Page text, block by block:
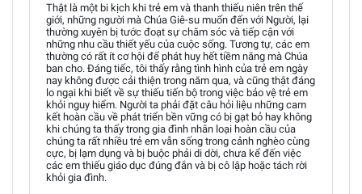
Thật là một bi kịch khi trẻ em và thanh thiếu niên trên thế
giới, những người mà Chúa Giê-su muốn đến với Người, lại
thường xuyên bị tước đoạt sự chăm sóc và tiếp cận với
những nhu cầu thiết yếu của cuộc sống. Tương tự, các em
thường có rất ít cơ hội để phát huy hết tiềm năng mà Chúa
ban cho. Đáng tiếc, tôi thấy rằng tình hình của trẻ em ngày
nay không được cải thiện trong năm qua, và cũng thật đáng
lo ngại khi biết về sự thiếu tiến bộ trong việc bảo vệ trẻ em
khỏi nguy hiểm. Người ta phải đặt câu hỏi liệu những cam
kết hoàn cầu về phát triển bền vững có bị gạt bỏ hay không
khi chúng ta thấy trong gia đình nhân loại hoàn cầu của
chúng ta rất nhiều trẻ em vẫn sống trong cảnh nghèo cùng
cực, bị lạm dụng và bị buộc phải di dời, chưa kể đến việc
các em thiếu giáo dục đúng đắn và bị cô lập hoặc tách rời
khỏi gia đình.